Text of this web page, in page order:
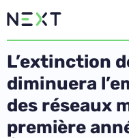
L’extinction
diminuera
des réseaux
première